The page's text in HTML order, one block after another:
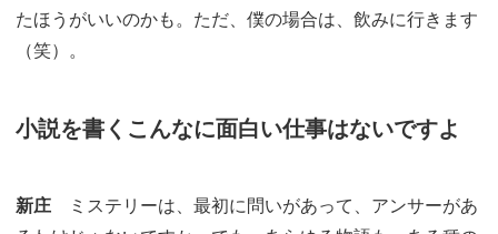
たほうがいいのかも。ただ、僕の場合は、飲みに行きます
（笑）。
小説を書くこんなに面白い仕事はないですよ
新庄 ミステリーは、最初に問いがあって、アンサーがあ